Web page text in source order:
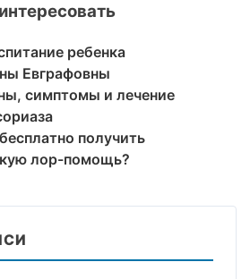
ребенка
Евграфовны
симптомы и лечение
получить
лор-помощь?